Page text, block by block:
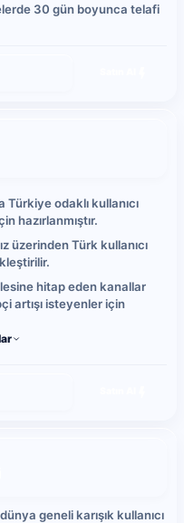
30 gün boyunca telafi
Türkiye odaklı kullanıcı
hazırlanmıştır.
üzerinden Türk kullanıcı
hitap eden kanallar
artışı isteyenler için
ve günlük takipçi
olarak zaman içinde
geneli karışık kullanıcı